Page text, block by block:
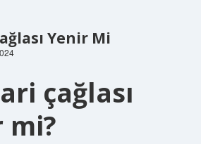
Yenir Mi
çağlası
mi?